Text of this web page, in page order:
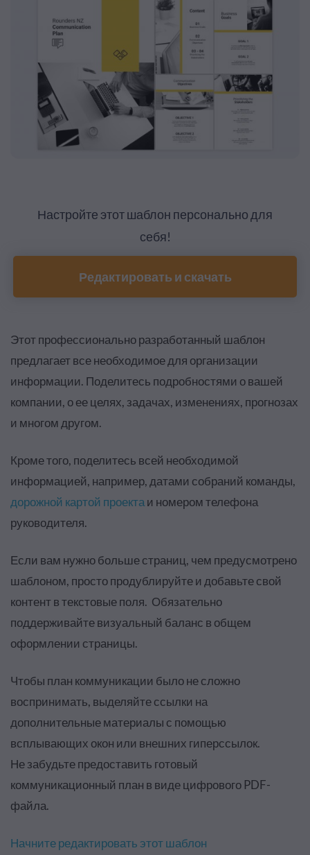
Настройте этот шаблон персонально для
себя!
Редактировать и скачать
Этот профессионально разработанный шаблон
предлагает все необходимое для организации
информации. Поделитесь подробностями о вашей
компании, о ее целях, задачах, изменениях, прогнозах
и многом другом.
Кроме того, поделитесь всей необходимой
информацией, например, датами собраний команды,
дорожной картой проекта и номером телефона
руководителя.
Если вам нужно больше страниц, чем предусмотрено
шаблоном, просто продублируйте и добавьте свой
контент в текстовые поля. Обязательно
поддерживайте визуальный баланс в общем
оформлении страницы.
Чтобы план коммуникации было не сложно
воспринимать, выделяйте ссылки на
дополнительные материалы с помощью
всплывающих окон или внешних гиперссылок.
Не забудьте предоставить готовый
коммуникационный план в виде цифрового PDF-
файла.
Начните редактировать этот шаблон